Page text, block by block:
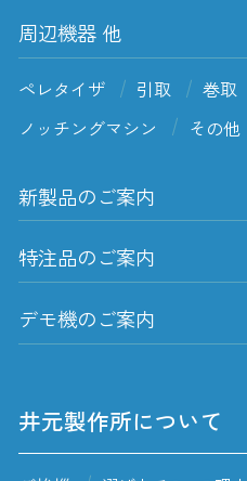
周辺機器 他
ペレタイザ 引取 巻取
ノッチングマシン
その他
新製品のご案内
特注品のご案内
デモ機のご案内
井元製作所について